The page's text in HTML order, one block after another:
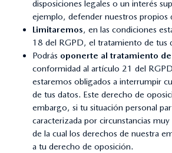
disposiciones legales o un interés
ejemplo, defender nuestros propios
Limitaremos, en las condiciones
18 del RGPD, el tratamiento de tus
Podrás oponerte al tratamiento
conformidad al artículo 21 del
estaremos obligados a interrumpir
de tus datos. Este derecho de
embargo, si tu situación personal
caracterizada por circunstancias
de la cual los derechos de nuestra
a tu derecho de oposición.